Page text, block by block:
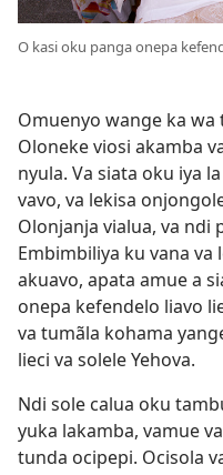
O kasi oku panga onepa
Omuenyo wange ka
Oloneke viosi akamba
nyula. Va siata oku iya
vavo, va lekisa
Olonjanja vialua, va ndi
Embimbiliya ku vana
akuavo, apata amue a
onepa kefendelo liavo
va tumãla kohama
lieci va solele Yehova.
Ndi sole calua oku
yuka lakamba, vamue
tunda ocipepi. Ocisola